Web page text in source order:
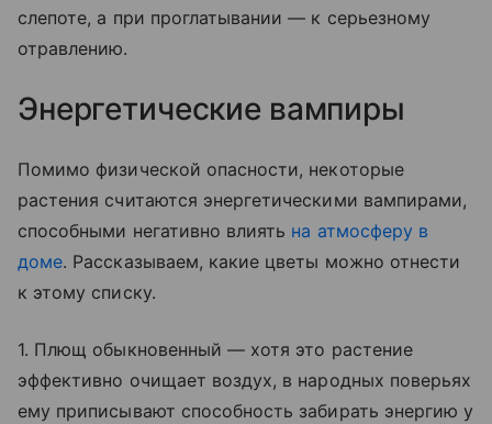
слепоте, а при проглатывании — к серьезному
отравлению.
Энергетические вампиры
Помимо физической опасности, некоторые
растения считаются энергетическими вампирами,
способными негативно влиять на атмосферу в
доме. Рассказываем, какие цветы можно отнести
к этому списку.
1. Плющ обыкновенный — хотя это растение
эффективно очищает воздух, в народных поверьях
ему приписывают способность забирать энергию у